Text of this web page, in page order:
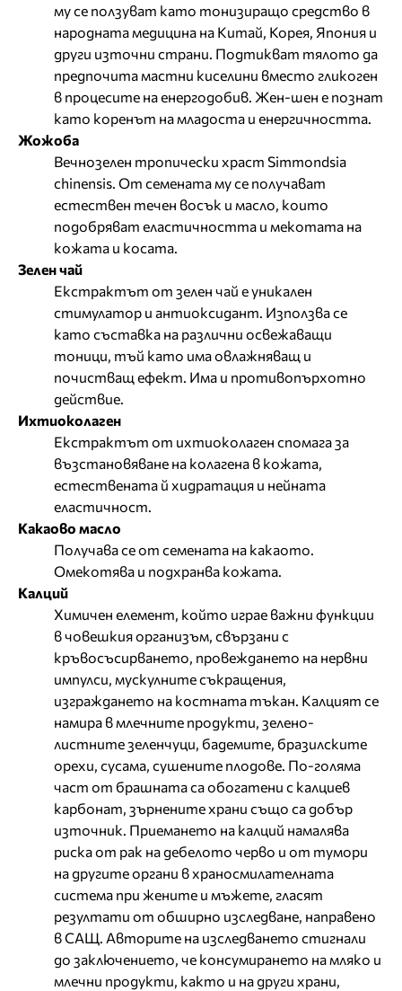
му се ползуват като тонизиращо средство в
народната медицина на Китай, Корея, Япония и
други източни страни. Подтикват тялото да
предпочита мастни киселини вместо гликоген
в процесите на енергодобив. Жен-шен е познат
като коренът на младоста и енергичността.
Жожоба
Вечнозелен тропически храст Simmondsia
chinensis. От семената му се получават
естествен течен восък и масло, които
подобряват еластичността и мекотата на
кожата и косата.
Зелен чай
Екстрактът от зелен чай е уникален
стимулатор и антиоксидант. Използва се
като съставка на различни освежаващи
тоници, тъй като има овлажняващ и
почистващ ефект. Има и противопърхотно
действие.
Ихтиоколаген
Екстрактът от ихтиоколаген спомага за
възстановяване на колагена в кожата,
естествената й хидратация и нейната
еластичност.
Какаово масло
Получава се от семената на какаото.
Омекотява и подхранва кожата.
Калций
Химичен елемент, който играе важни функции
в човешкия организъм, свързани с
кръвосъсирването, провеждането на нервни
импулси, мускулните съкращения,
изграждането на костната тъкан. Калцият се
намира в млечните продукти, зелено-
листните зеленчуци, бадемите, бразилските
орехи, сусама, сушените плодове. По-голяма
част от брашната са обогатени с калциев
карбонат, зърнените храни също са добър
източник. Приемането на калций намалява
риска от рак на дебелото черво и от тумори
на другите органи в храносмилателната
система при жените и мъжете, гласят
резултати от обширно изследване, направено
в САЩ. Авторите на изследването стигнали
до заключението, че консумирането на мляко и
млечни продукти, както и на други храни,